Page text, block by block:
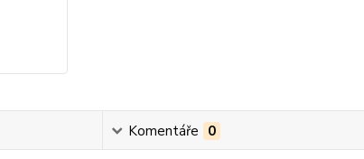
Komentáře 0